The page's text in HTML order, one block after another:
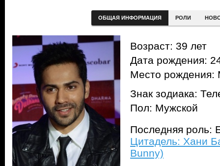
ОБЩАЯ ИНФОРМАЦИЯ РОЛИ
Возраст: 39 лет
Дата рождения:
Место
Знак зодиака:
Пол: Мужской
Последняя роль:
Цитадель: Хани
Bunny)